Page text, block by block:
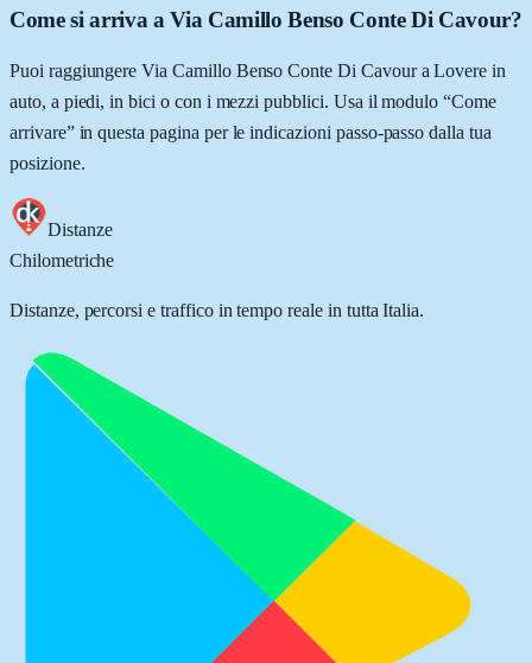
Come si arriva a Via Camillo Benso Conte Di Cavour?
Puoi raggiungere Via Camillo Benso Conte Di Cavour a Lovere in
auto, a piedi, in bici o con i mezzi pubblici. Usa il modulo “Come
arrivare” in questa pagina per le indicazioni passo-passo dalla tua
posizione.
Distanze
Chilometriche
Distanze, percorsi e traffico in tempo reale in tutta Italia.